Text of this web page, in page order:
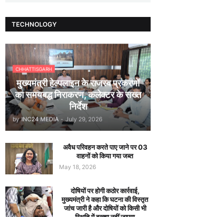
TECHNOLOGY
CHHATTISGARH
मुख्यमंत्री हेल्पलाइन के राजस्व प्रकरणों
का समयबद्ध निराकरण, कलेक्टर के सख्त
निर्देश
by INC24 MEDIA - July 29, 2026
अवैध परिवहन करते पाए जाने पर 03
वाहनों को किया गया जब्त
May 18, 2026
दोषियों पर होगी कठोर कार्रवाई,
मुख्यमंत्री ने कहा कि घटना की विस्तृत
जांच जारी है और दोषियों को किसी भी